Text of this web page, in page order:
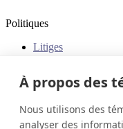
Politiques
Litiges
À propos des
Nous utilisons des
analyser des